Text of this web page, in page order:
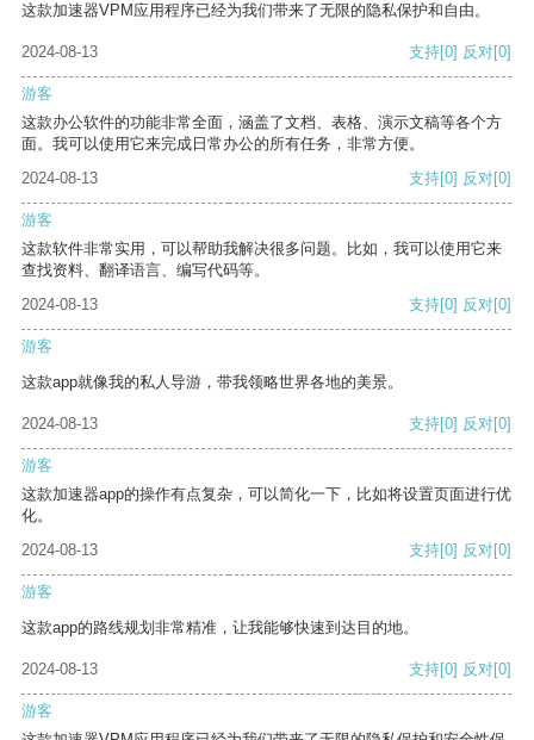
这款加速器VPM应用程序已经为我们带来了无限的隐私保护和自由。
2024-08-13 支持[0] 反对[0]
游客
这款办公软件的功能非常全面，涵盖了文档、表格、演示文稿等各个方
面。我可以使用它来完成日常办公的所有任务，非常方便。
2024-08-13
支持[0] 反对[0]
游客
这款软件非常实用，可以帮助我解决很多问题。比如，我可以使用它来
查找资料、翻译语言、编写代码等。
2024-08-13
支持[0] 反对[0]
游客
这款app就像我的私人导游，带我领略世界各地的美景。
2024-08-13 支持[0] 反对[0]
游客
这款加速器app的操作有点复杂，可以简化一下，比如将设置页面进行优
化。
2024-08-13
支持[0] 反对[0]
游客
这款app的路线规划非常精准，让我能够快速到达目的地。
2024-08-13 支持[0] 反对[0]
游客